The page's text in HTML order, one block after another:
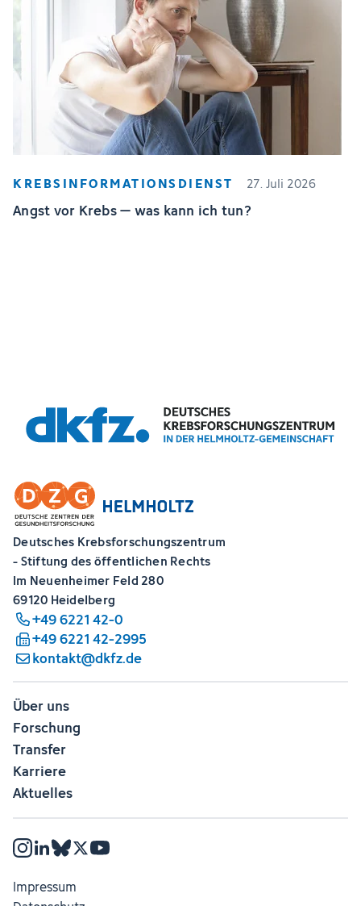
KREBSINFORMATIONSDIENST 27. Juli 2026
Angst vor Krebs – was kann ich tun?
Deutsches Krebsforschungszentrum
- Stiftung des öffentlichen Rechts
Im Neuenheimer Feld 280
69120 Heidelberg
+49 6221 42-0
+49 6221 42-2995
kontakt@dkfz.de
Über uns
Forschung
Transfer
Karriere
Aktuelles
Impressum